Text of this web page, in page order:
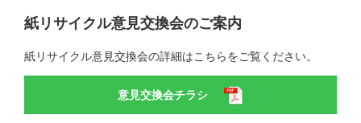
紙リサイクル意見交換会のご案内
紙リサイクル意見交換会の詳細はこちらをご覧ください。
意見交換会チラシ